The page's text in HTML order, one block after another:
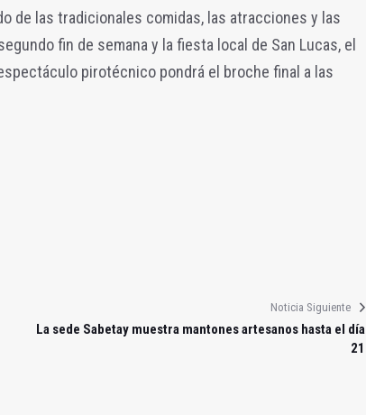
de las tradicionales comidas, las atracciones y las
fin de semana y la fiesta local de San Lucas, el
pirotécnico pondrá el broche final a las
Noticia Siguiente
La sede Sabetay muestra mantones artesanos hasta el día
21